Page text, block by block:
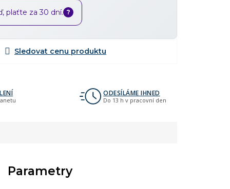
plaťte za 30 dní. ?
ODESÍLÁME IHNED
Do 13 h v pracovní den
Parametry